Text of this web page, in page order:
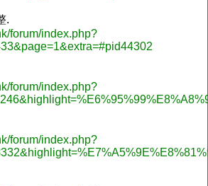
.
forum/index.php?
forum/index.php?
forum/index.php?